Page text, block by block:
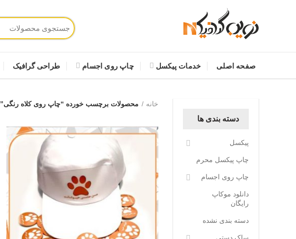
صفحه اصلی خدمات پیکسل چاپ روی اجسام طراحی گرافیک
خانه محصولات برچسب خورده “چاپ روی کلاه رنگی”
دسته بندی ها
پیکسل
چاپ پیکسل محرم
چاپ روی اجسام
دانلود موکاپ
رایگان
دسته بندی نشده